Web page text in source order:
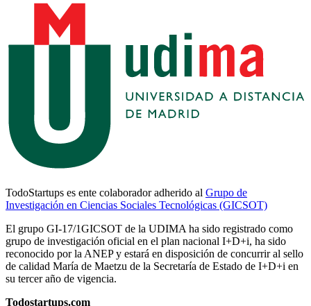
TodoStartups es ente colaborador adherido al Grupo de
Investigación en Ciencias Sociales Tecnológicas (GICSOT)
El grupo GI-17/1GICSOT de la UDIMA ha sido registrado como
grupo de investigación oficial en el plan nacional I+D+i, ha sido
reconocido por la ANEP y estará en disposición de concurrir al sello
de calidad María de Maetzu de la Secretaría de Estado de I+D+i en
su tercer año de vigencia.
Todostartups.com